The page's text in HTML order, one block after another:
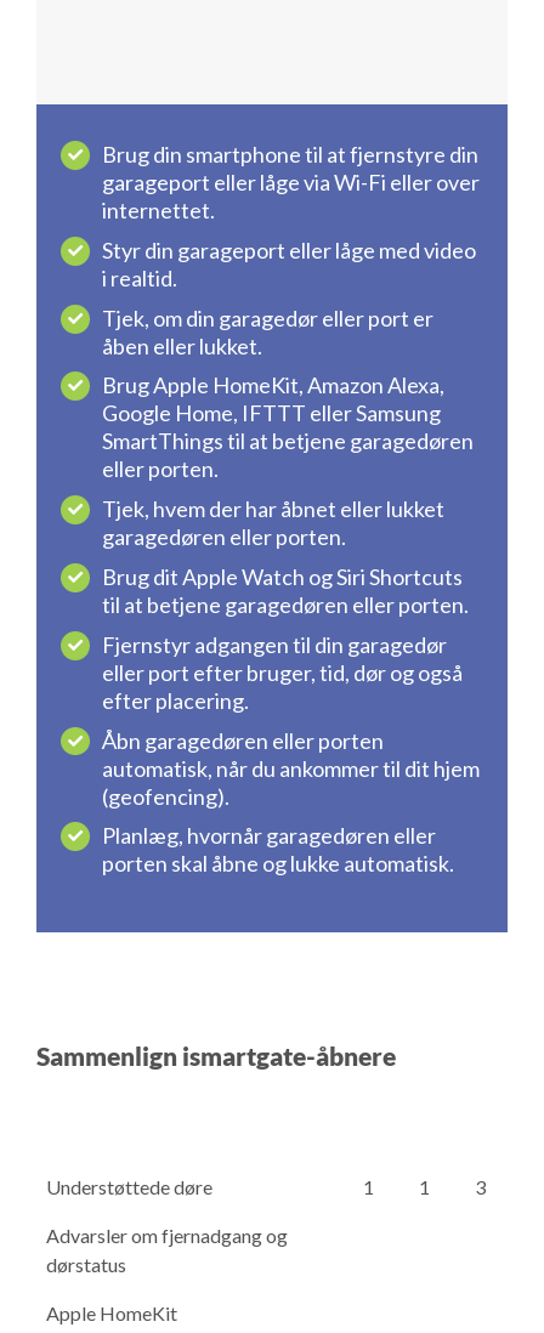
Brug din smartphone til at fjernstyre din
garageport eller låge via Wi-Fi eller over
internettet.
Styr din garageport eller låge med video
i realtid.
Tjek, om din garagedør eller port er
åben eller lukket.
Brug Apple HomeKit, Amazon Alexa,
Google Home, IFTTT eller Samsung
SmartThings til at betjene garagedøren
eller porten.
Tjek, hvem der har åbnet eller lukket
garagedøren eller porten.
Brug dit Apple Watch og Siri Shortcuts
til at betjene garagedøren eller porten.
Fjernstyr adgangen til din garagedør
eller port efter bruger, tid, dør og også
efter placering.
Åbn garagedøren eller porten
automatisk, når du ankommer til dit hjem
(geofencing).
Planlæg, hvornår garagedøren eller
porten skal åbne og lukke automatisk.
Sammenlign ismartgate-åbnere
Understøttede døre 1 1 3
Advarsler om fjernadgang og
dørstatus
Apple HomeKit